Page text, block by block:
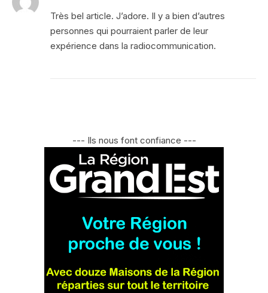
Très bel article. J’adore. Il y a bien d’autres
personnes qui pourraient parler de leur
expérience dans la radiocommunication.
--- Ils nous font confiance ---